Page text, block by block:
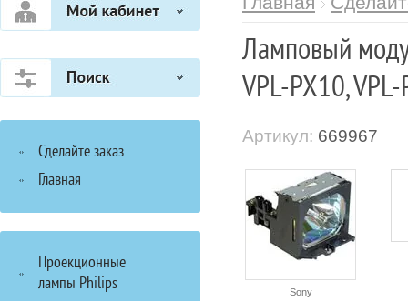
Ламповый
VPL-PX10,
Артикул: 669967
Sony
Сделайте заказ
Главная
Проекционные
лампы Philips